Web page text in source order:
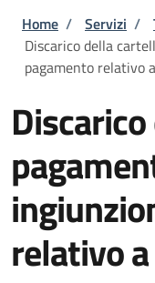
Briciole di
Home / Servizi /
Discarico della
pagamento relativo
relativo